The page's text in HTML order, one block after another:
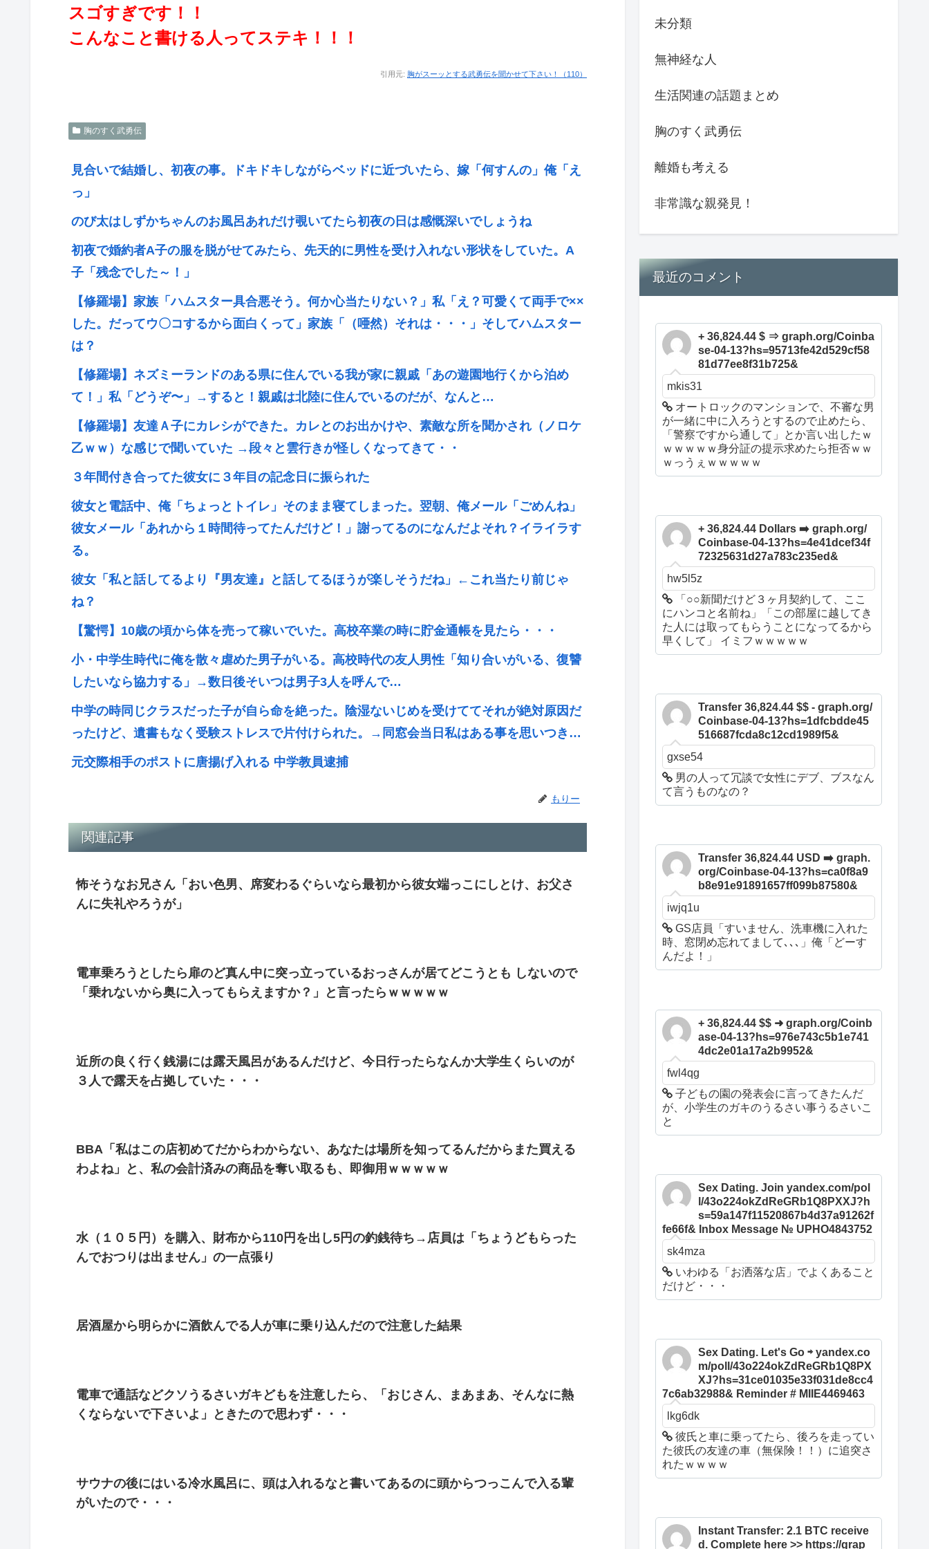
スゴすぎです！！
こんなこと書ける人ってステキ！！！
引用元: 胸がスーッとする武勇伝を聞かせて下さい！（110）
胸のすく武勇伝
見合いで結婚し、初夜の事。ドキドキしながらベッドに近づいたら、嫁「何すんの」俺「え
っ」
のび太はしずかちゃんのお風呂あれだけ覗いてたら初夜の日は感慨深いでしょうね
初夜で婚約者A子の服を脱がせてみたら、先天的に男性を受け入れない形状をしていた。A
子「残念でした～！」
【修羅場】家族「ハムスター具合悪そう。何か心当たりない？」私「え？可愛くて両手で××
した。だってウ〇コするから面白くって」家族「（唖然）それは・・・」そしてハムスター
は？
【修羅場】ネズミーランドのある県に住んでいる我が家に親戚「あの遊園地行くから泊め
て！」私「どうぞ〜」→すると！親戚は北陸に住んでいるのだが、なんと…
【修羅場】友達Ａ子にカレシができた。カレとのお出かけや、素敵な所を聞かされ（ノロケ
乙ｗｗ）な感じで聞いていた →段々と雲行きが怪しくなってきて・・
３年間付き合ってた彼女に３年目の記念日に振られた
彼女と電話中、俺「ちょっとトイレ」そのまま寝てしまった。翌朝、俺メール「ごめんね」
彼女メール「あれから１時間待ってたんだけど！」謝ってるのになんだよそれ？イライラす
る。
彼女「私と話してるより『男友達』と話してるほうが楽しそうだね」←これ当たり前じゃ
ね？
【驚愕】10歳の頃から体を売って稼いでいた。高校卒業の時に貯金通帳を見たら・・・
小・中学生時代に俺を散々虐めた男子がいる。高校時代の友人男性「知り合いがいる、復讐
したいなら協力する」→数日後そいつは男子3人を呼んで…
中学の時同じクラスだった子が自ら命を絶った。陰湿ないじめを受けててそれが絶対原因だ
ったけど、遺書もなく受験ストレスで片付けられた。→同窓会当日私はある事を思いつき…
元交際相手のポストに唐揚げ入れる 中学教員逮捕
もりー
関連記事
怖そうなお兄さん「おい色男、席変わるぐらいなら最初から彼女端っこにしとけ、お父さ
んに失礼やろうが」
電車乗ろうとしたら扉のど真ん中に突っ立っているおっさんが居てどこうとも しないので
「乗れないから奥に入ってもらえますか？」と言ったらｗｗｗｗｗ
近所の良く行く銭湯には露天風呂があるんだけど、今日行ったらなんか大学生くらいのが
３人で露天を占拠していた・・・
BBA「私はこの店初めてだからわからない、あなたは場所を知ってるんだからまた買える
わよね」と、私の会計済みの商品を奪い取るも、即御用ｗｗｗｗｗ
水（１０５円）を購入、財布から110円を出し5円の釣銭待ち→店員は「ちょうどもらった
んでおつりは出ません」の一点張り
居酒屋から明らかに酒飲んでる人が車に乗り込んだので注意した結果
電車で通話などクソうるさいガキどもを注意したら、「おじさん、まあまあ、そんなに熱
くならないで下さいよ」ときたので思わず・・・
サウナの後にはいる冷水風呂に、頭は入れるなと書いてあるのに頭からつっこんで入る輩
がいたので・・・
未分類
無神経な人
生活関連の話題まとめ
胸のすく武勇伝
離婚も考える
非常識な親発見！
最近のコメント
+ 36,824.44 $ ⇒ graph.org/Coinba
se-04-13?hs=95713fe42d529cf58
81d77ee8f31b725&
mkis31
オートロックのマンションで、不審な男
が一緒に中に入ろうとするので止めたら、
「警察ですから通して」とか言い出したｗ
ｗｗｗｗｗ身分証の提示求めたら拒否ｗｗ
ｗっうぇｗｗｗｗｗ
+ 36,824.44 Dollars ➡️ graph.org/
Coinbase-04-13?hs=4e41dcef34f
72325631d27a783c235ed&
hw5l5z
「○○新聞だけど３ヶ月契約して、ここ
にハンコと名前ね」「この部屋に越してき
た人には取ってもらうことになってるから
早くして」 イミフｗｗｗｗｗ
Transfer 36,824.44 $$ - graph.org/
Coinbase-04-13?hs=1dfcbdde45
516687fcda8c12cd1989f5&
gxse54
男の人って冗談で女性にデブ、ブスなん
て言うものなの？
Transfer 36,824.44 USD ➡️ graph.
org/Coinbase-04-13?hs=ca0f8a9
b8e91e91891657ff099b87580&
iwjq1u
GS店員「すいません、洗車機に入れた
時、窓閉め忘れてまして､､､」俺「どーす
んだよ！」
+ 36,824.44 $$ ➜ graph.org/Coinb
ase-04-13?hs=976e743c5b1e741
4dc2e01a17a2b9952&
fwl4qg
子どもの園の発表会に言ってきたんだ
が、小学生のガキのうるさい事うるさいこ
と
Sex Dating. Join yandex.com/pol
l/43o224okZdReGRb1Q8PXXJ?h
s=59a147f11520867b4d37a91262f
fe66f& Inbox Message № UPHO4843752
sk4mza
いわゆる「お洒落な店」でよくあること
だけど・・・
Sex Dating. Let's Go ⇨ yandex.co
m/poll/43o224okZdReGRb1Q8PX
XJ?hs=31ce01035e33f031de8cc4
7c6ab32988& Reminder # MIIE4469463
lkg6dk
彼氏と車に乗ってたら、後ろを走ってい
た彼氏の友達の車（無保険！！）に追突さ
れたｗｗｗｗ
Instant Transfer: 2.1 BTC receive
d. Complete here >> https://grap